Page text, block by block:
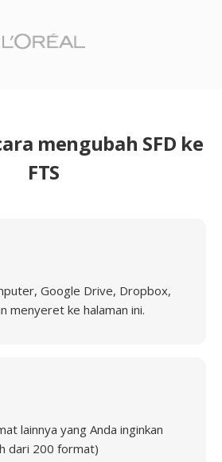
mengubah SFD ke
FTS
Google Drive, Dropbox,
menyeret ke halaman ini.
lainnya yang Anda inginkan
dari 200 format)